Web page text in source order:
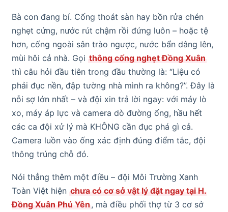
Bà con đang bí. Cống thoát sàn hay bồn rửa chén
nghẹt cứng, nước rút chậm rồi đứng luôn – hoặc tệ
hơn, cống ngoài sân trào ngược, nước bẩn dâng lên,
mùi hôi cả nhà. Gọi thông cống nghẹt Đồng Xuân
thì câu hỏi đầu tiên trong đầu thường là: “Liệu có
phải đục nền, đập tường nhà mình ra không?”. Đây là
nỗi sợ lớn nhất – và đội xin trả lời ngay: với máy lò
xo, máy áp lực và camera dò đường ống, hầu hết
các ca đội xử lý mà KHÔNG cần đục phá gì cả.
Camera luồn vào ống xác định đúng điểm tắc, đội
thông trúng chỗ đó.
Nói thẳng thêm một điều – đội Môi Trường Xanh
Toàn Việt hiện chưa có cơ sở vật lý đặt ngay tại H.
Đồng Xuân Phú Yên , mà điều phối thợ từ 3 cơ sở